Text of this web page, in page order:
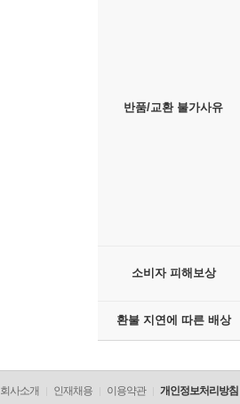
반품/교환 불가사유
소비자 피해보상
환불 지연에 따른 배상
회사소개 인재채용 이용약관 개인정보처리방침